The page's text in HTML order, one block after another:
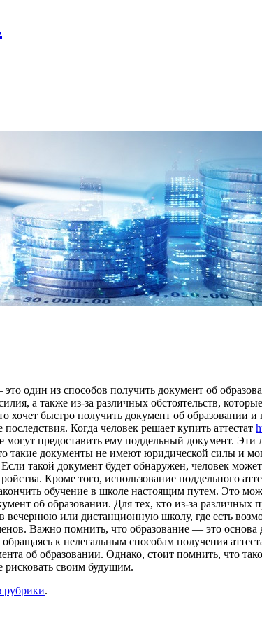
это один из способов получить документ об
а также из-за различных обстоятельств,
хочет быстро получить документ об образовании
Когда человек решает купить аттестат
предоставить ему поддельный документ. Эти
такие документы не имеют юридической силы и
такой документ будет обнаружен, человек
Кроме того, использование поддельного
обучение в школе настоящим путем. Это
об образовании. Для тех, кто из-за
или дистанционную школу, где есть
Важно помнить, что образование — это
к нелегальным способам получения
об образовании. Однако, стоит помнить, что
рисковать своим будущим.
рубрики.